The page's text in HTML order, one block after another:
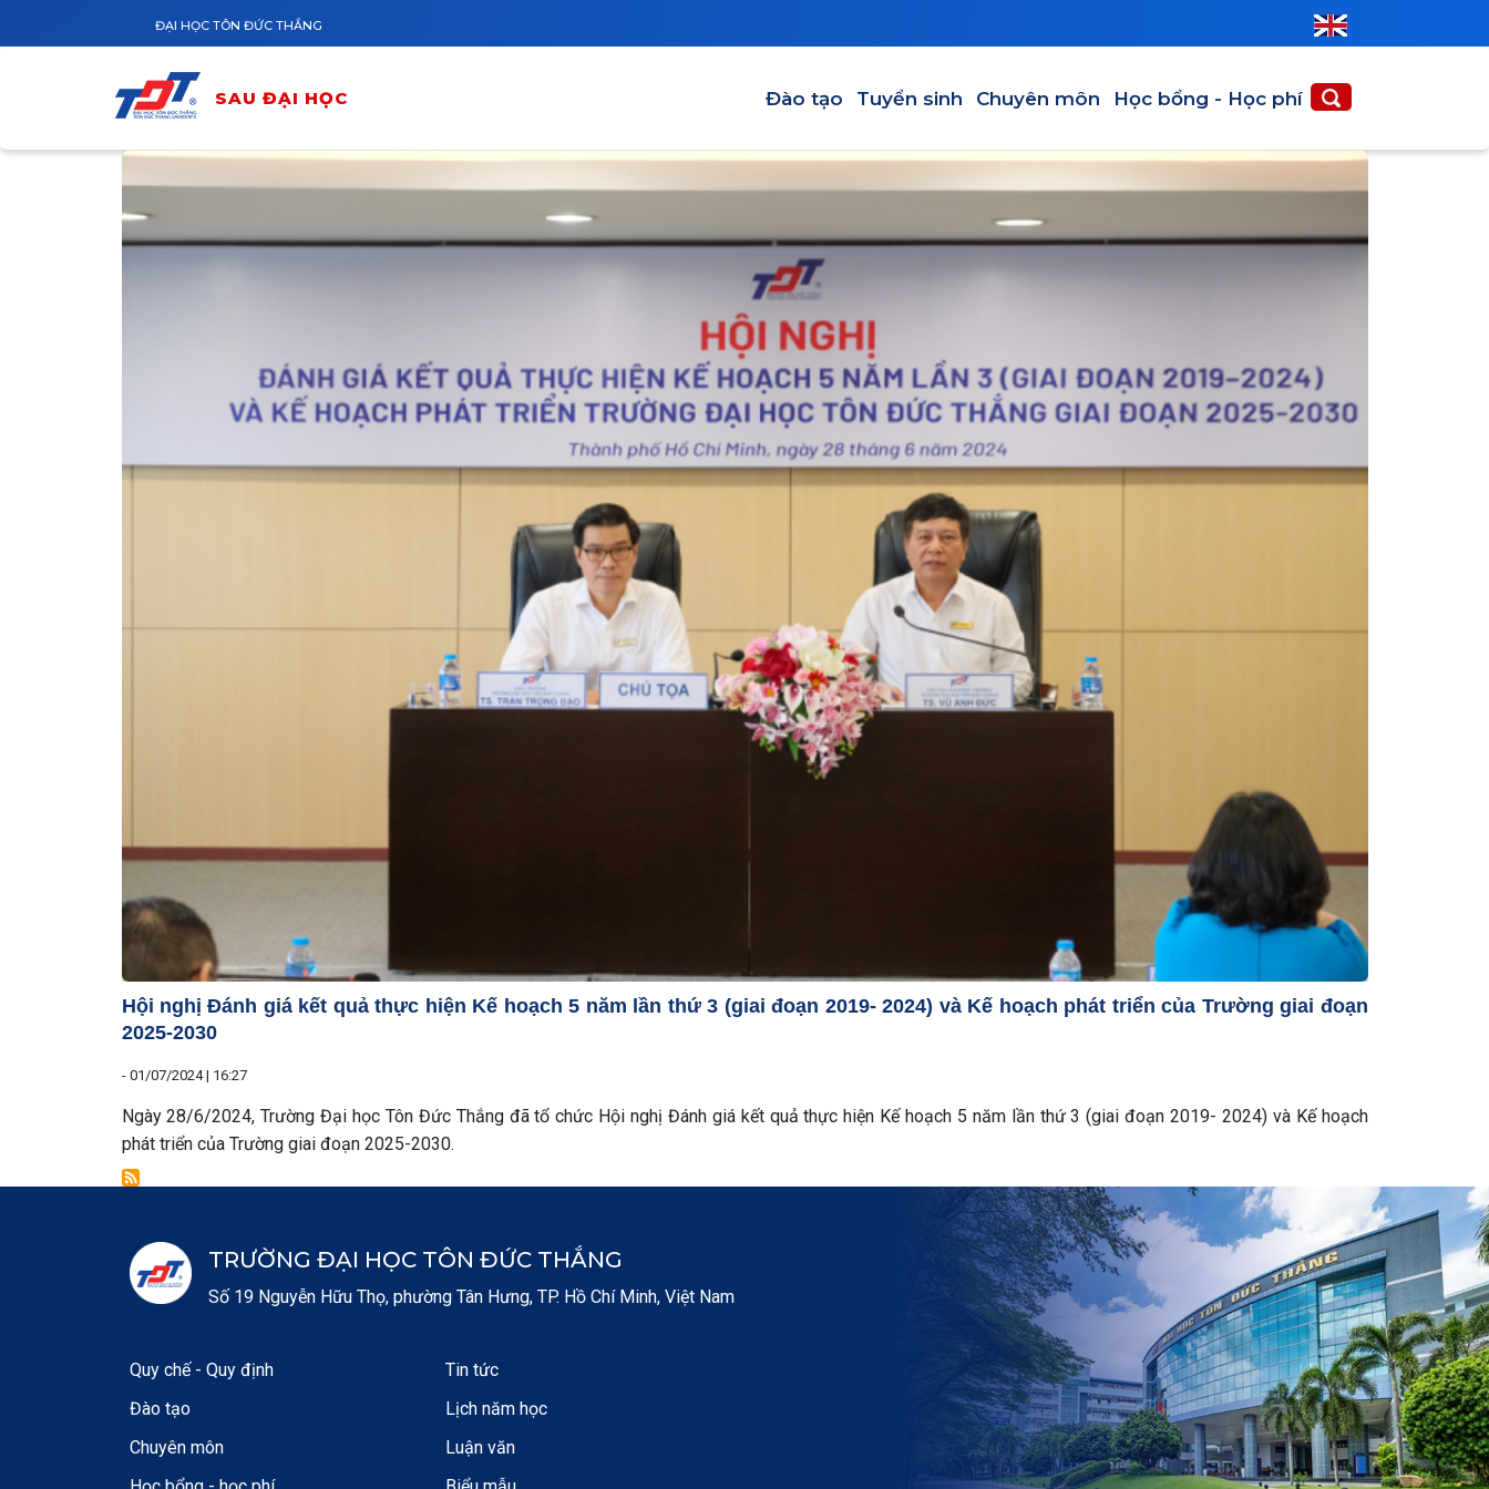
ĐẠI HỌC TÔN ĐỨC THẮNG
SAU ĐẠI HỌC Đào tạo Tuyển sinh Chuyên môn Học bổng - Học phí
Hội nghị Đánh giá kết quả thực hiện Kế hoạch 5 năm lần thứ 3 (giai đoạn 2019- 2024) và Kế hoạch phát triển của Trường giai đoạn
2025-2030
- 01/07/2024 | 16:27
Ngày 28/6/2024, Trường Đại học Tôn Đức Thắng đã tổ chức Hội nghị Đánh giá kết quả thực hiện Kế hoạch 5 năm lần thứ 3 (giai đoạn 2019- 2024) và Kế hoạch
phát triển của Trường giai đoạn 2025-2030.
TRƯỜNG ĐẠI HỌC TÔN ĐỨC THẮNG
Số 19 Nguyễn Hữu Thọ, phường Tân Hưng, TP. Hồ Chí Minh, Việt Nam
Quy chế - Quy định
Đào tạo
Chuyên môn
Tin tức
Lịch năm học
Luận văn